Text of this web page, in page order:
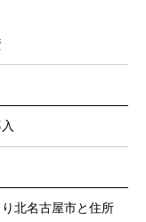
北名古屋市と住所